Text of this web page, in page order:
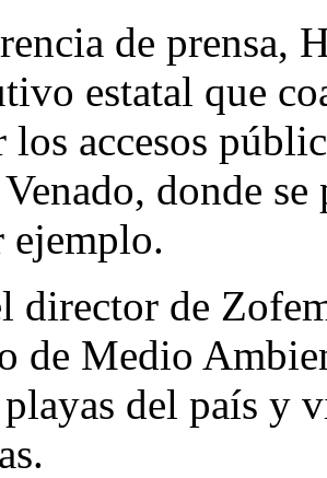
de prensa,
estatal que
los accesos
donde
ejemplo.
director de
de Medio
del país y